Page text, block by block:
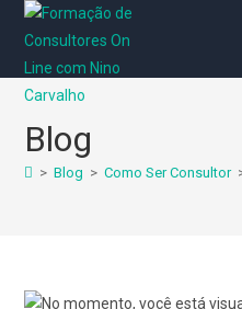
para
conteúdo
Blog
> Blog > Como Ser Consultor